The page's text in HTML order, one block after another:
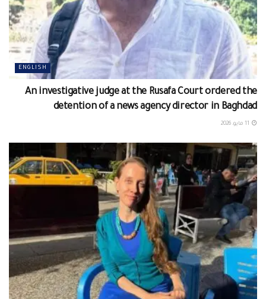
ENGLISH
An investigative judge at the Rusafa Court ordered the
detention of a news agency director in Baghdad